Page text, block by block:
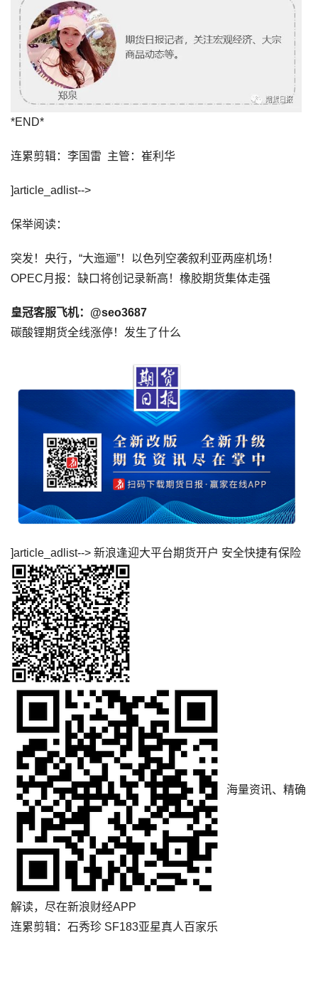
*END*
连累剪辑：李国雷 主管：崔利华
]article_adlist-->
保举阅读：
突发！央行，“大迤逦”！以色列空袭叙利亚两座机场！
OPEC月报：缺口将创记录新高！橡胶期货集体走强
皇冠客服飞机：@seo3687
碳酸锂期货全线涨停！发生了什么
]article_adlist--> 新浪逢迎大平台期货开户 安全快捷有保险
海量资讯、精确
解读，尽在新浪财经APP
连累剪辑：石秀珍 SF183亚星真人百家乐